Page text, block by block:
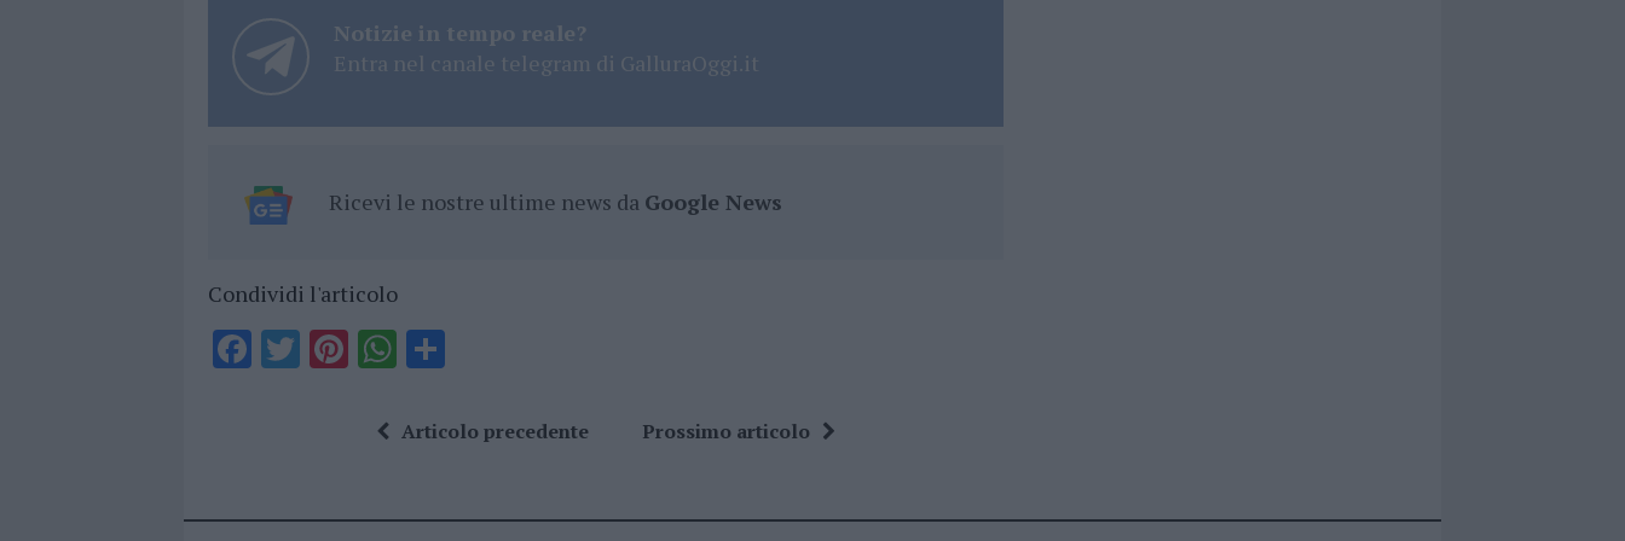
Notizie in tempo reale?
Entra nel canale telegram di GalluraOggi.it
Ricevi le nostre ultime news da Google News
Condividi l'articolo
F T Pi
te
W
ata
Articolo precedente Prossimo articolo